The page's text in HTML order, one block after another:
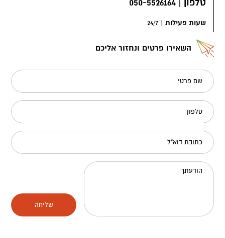
טלפון 050-5526164
שעות פעילות |
24/7
השאירו פרטים ונחזור אליכם
שם פרטי
טלפון
כתובת דוא"ל
הודעתך
שליחה